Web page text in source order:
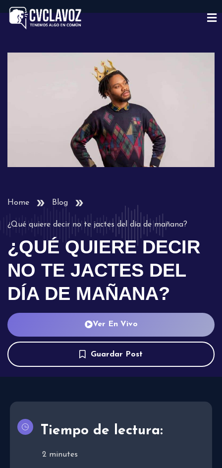
Home Blog
¿Qué quiere decir no te jactes del día de mañana?
¿QUÉ QUIERE DECIR
NO TE JACTES DEL
DÍA DE MAÑANA?
Ver En Vivo
Guardar Post
Tiempo de lectura:
2 minutes